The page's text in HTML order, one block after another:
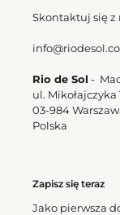
Skontaktuj się z
Rio de Sol -
ul. Mikołajczyka
03-984
Polska
Zapisz się teraz
Jako pierwsza